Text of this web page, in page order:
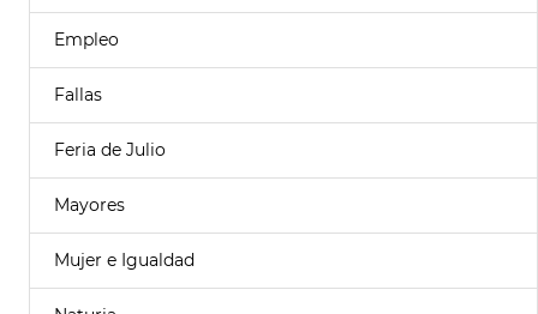
Empleo
Fallas
Feria de Julio
Mayores
Mujer e Igualdad